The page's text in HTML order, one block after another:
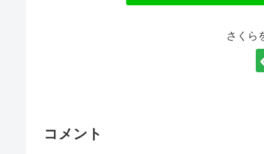
さくら
コメント